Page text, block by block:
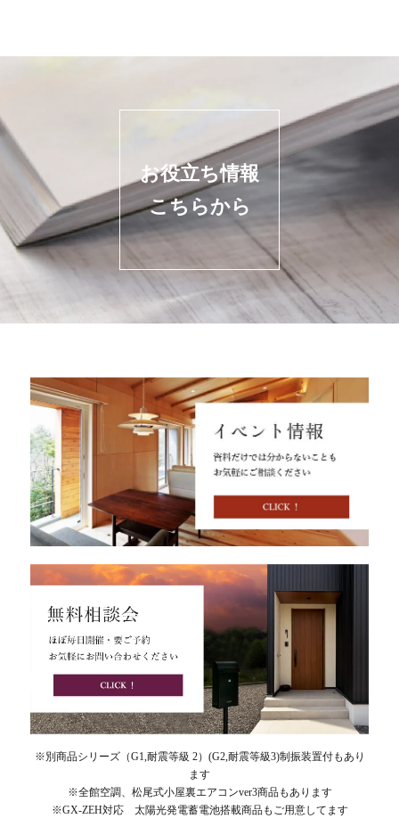
お役立ち情報
こちらから
※別商品シリーズ（G1,耐震等級 2）(G2,耐震等級3)制振装置付もあり
ます
※全館空調、松尾式小屋裏エアコンver3商品もあります
※GX-ZEH対応 太陽光発電蓄電池搭載商品もご用意してます